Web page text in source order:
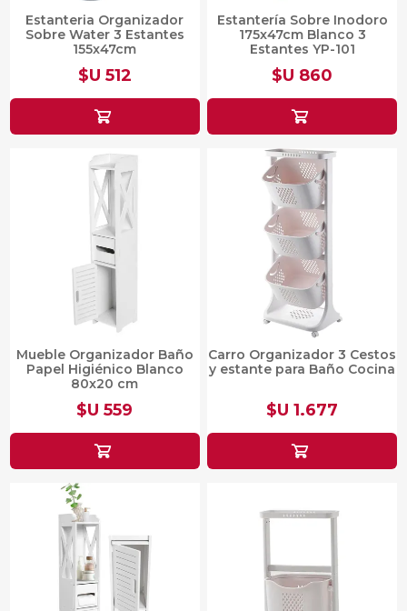
Estanteria Organizador
Sobre Water 3 Estantes
155x47cm
$U 512
Estantería Sobre Inodoro
175x47cm Blanco 3
Estantes YP-101
$U 860
Mueble Organizador Baño
Papel Higiénico Blanco
80x20 cm
$U 559
Carro Organizador 3 Cestos
y estante para Baño Cocina
$U 1.677